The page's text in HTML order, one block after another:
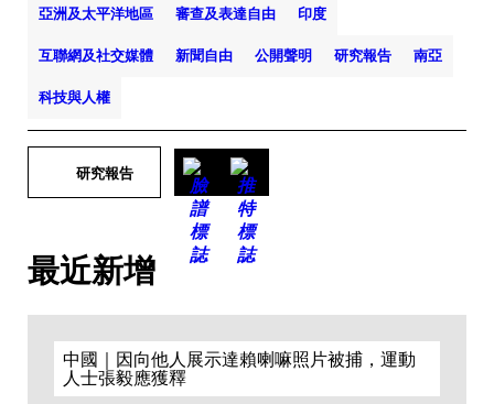
亞洲及太平洋地區 審查及表達自由 印度
互聯網及社交媒體 新聞自由 公開聲明 研究報告 南亞
科技與人權
研究報告
最近新增
中國｜因向他人展示達賴喇嘛照片被捕，運動
人士張毅應獲釋